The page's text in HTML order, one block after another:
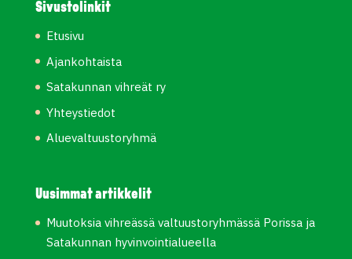
Sivustolinkit
Etusivu
Ajankohtaista
Satakunnan vihreät ry
Yhteystiedot
Aluevaltuustoryhmä
Uusimmat artikkelit
Muutoksia vihreässä valtuustoryhmässä Porissa ja
Satakunnan hyvinvointialueella